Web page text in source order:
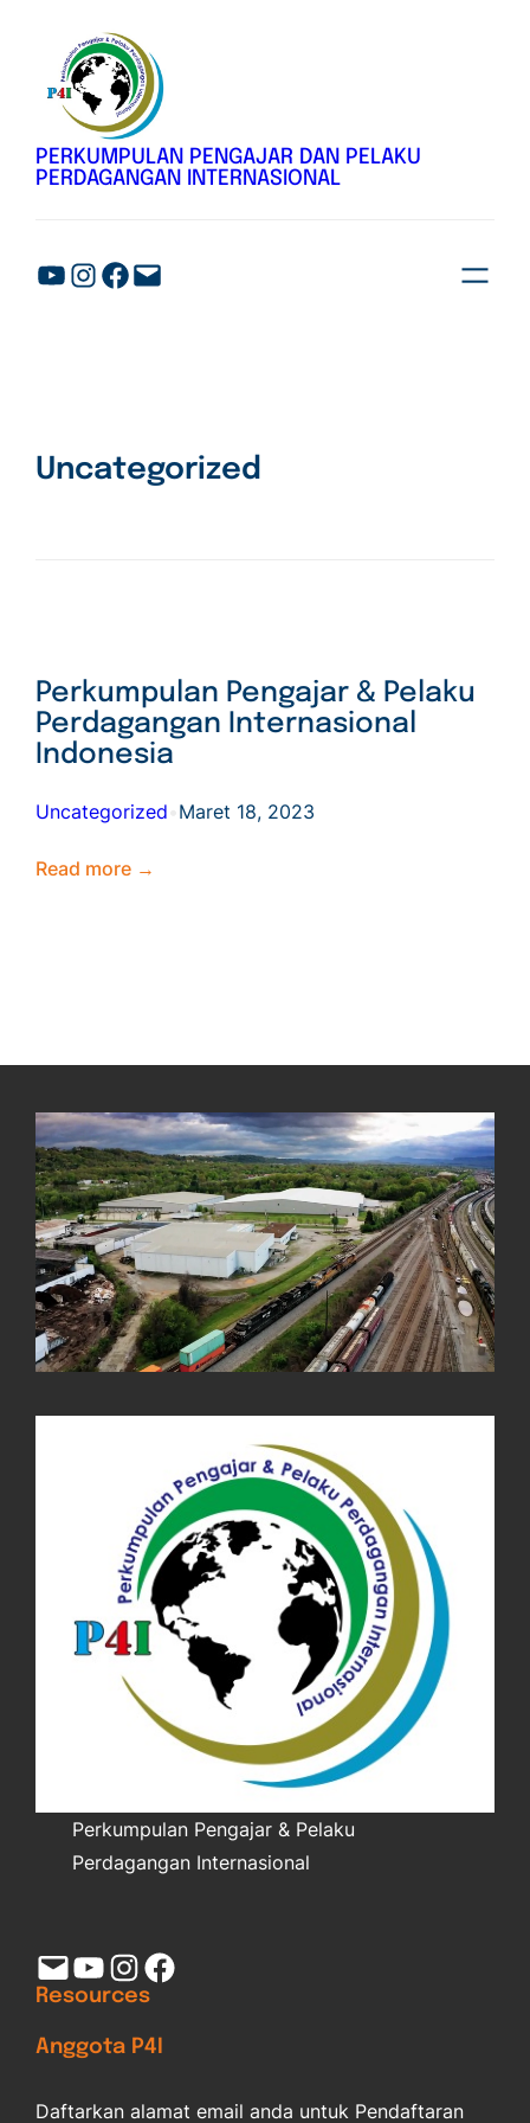
PERKUMPULAN PENGAJAR DAN PELAKU
PERDAGANGAN INTERNASIONAL
Uncategorized
Perkumpulan Pengajar & Pelaku
Perdagangan Internasional
Indonesia
Uncategorized Maret 18, 2023
Read more →
Perkumpulan Pengajar & Pelaku
Perdagangan Internasional
Mail YouTube Instagram Facebook
Resources
Anggota P4I
Daftarkan alamat email anda untuk Pendaftaran